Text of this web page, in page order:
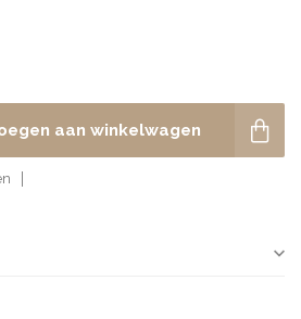
aan winkelwagen